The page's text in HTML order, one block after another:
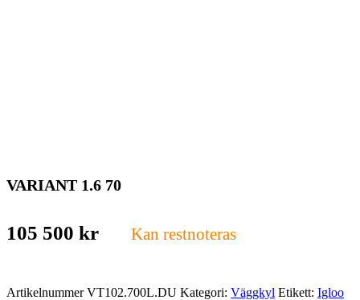
VARIANT 1.6 70
105 500 kr Kan restnoteras
ArtikelnummerVT102.700L.DU Kategori: Väggkyl Etikett: Igloo